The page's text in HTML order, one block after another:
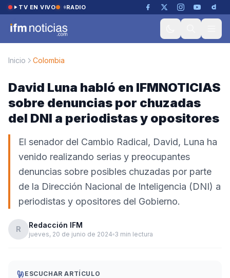
Saltar al contenido
TV EN VIVO RADIO
Inicio Colombia
David Luna habló en IFMNOTICIAS
sobre denuncias por chuzadas
del DNI a periodistas y opositores
El senador del Cambio Radical, David, Luna ha
venido realizando serias y preocupantes
denuncias sobre posibles chuzadas por parte
de la Dirección Nacional de Inteligencia (DNI) a
periodistas y opositores del Gobierno.
R Redacción IFM
jueves, 20 de junio de 2024 3 min lectura
ESCUCHAR ARTÍCULO